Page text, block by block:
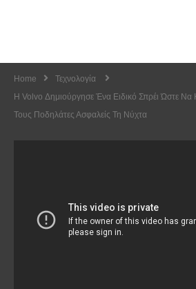
Home
Τεχνολογία
Η Volvo Δημιούργησε Ένα Ειδικό Σπρέι Ώστε Να
Τους Ποδηλάτες Ασφαλείς Τη Νύχτα